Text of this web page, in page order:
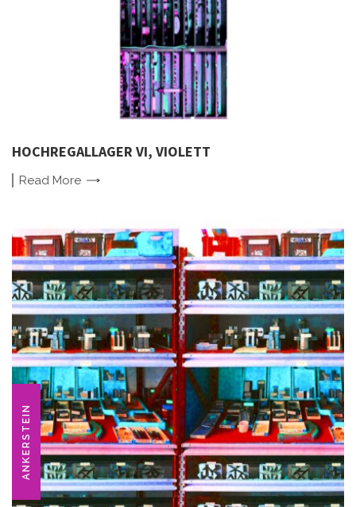
HOCHREGALLAGER VI, VIOLETT
Read More
ANKERSTEIN